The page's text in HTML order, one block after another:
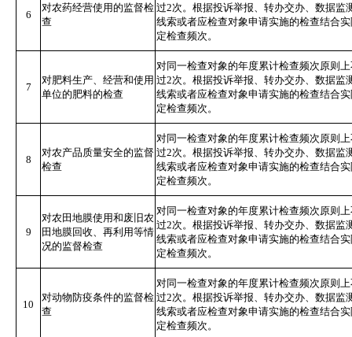
6
对农药经营使用的监督检
查
过2次。根据投诉举报、转办交办、数据监
线索或者应检查对象申请实施的检查结合
定检查频次。
7
对肥料生产、经营和使用
单位的肥料的检查
对同一检查对象的年度累计检查频次原则
过2次。根据投诉举报、转办交办、数据监
线索或者应检查对象申请实施的检查结合
定检查频次。
8
对农产品质量安全的监督
检查
对同一检查对象的年度累计检查频次原则
过2次。根据投诉举报、转办交办、数据监
线索或者应检查对象申请实施的检查结合
定检查频次。
9
对农田地膜使用和废旧农
田地膜回收、再利用等情
况的监督检查
对同一检查对象的年度累计检查频次原则
过2次。根据投诉举报、转办交办、数据监
线索或者应检查对象申请实施的检查结合
定检查频次。
10
对动物防疫条件的监督检
查
对同一检查对象的年度累计检查频次原则
过2次。根据投诉举报、转办交办、数据监
线索或者应检查对象申请实施的检查结合
定检查频次。